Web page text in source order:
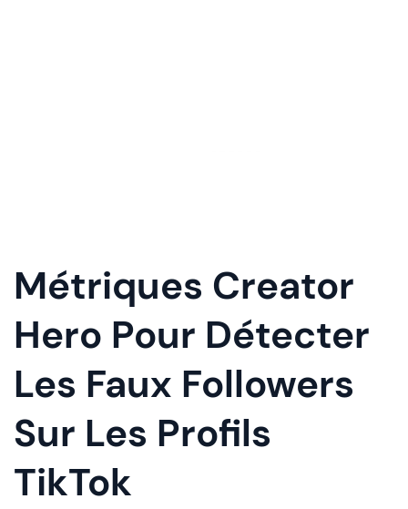
Métriques Creator
Hero Pour Détecter
Les Faux Followers
Sur Les Profils
TikTok